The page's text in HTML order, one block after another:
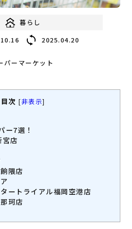
ス情報
暮らし
2025.04.20
パーマーケット
目次 [非表示]
ー7選！
宮店
隈店
ートライアル福岡空港店
珂店